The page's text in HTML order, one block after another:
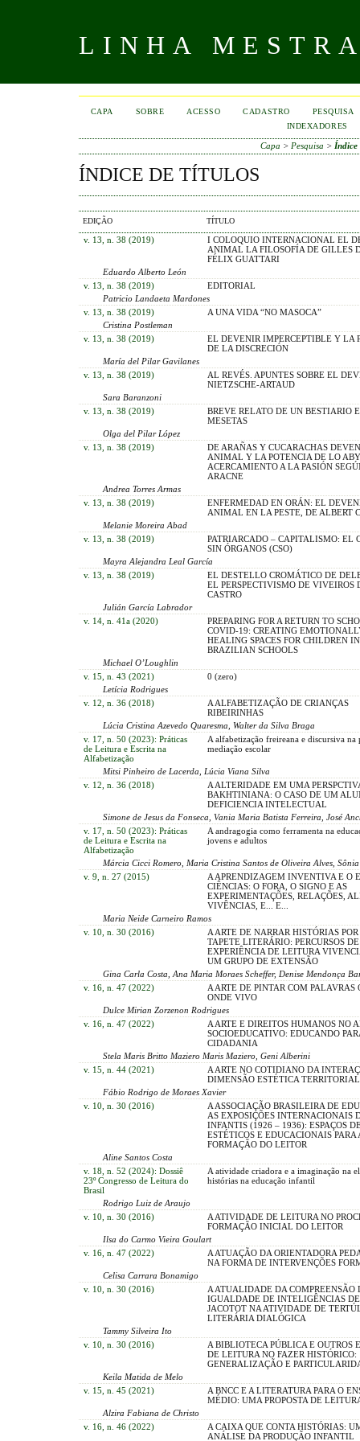
LINHA
CAPA SOBRE ACESSO CADASTRO
PESQUISA
INDEXADORES
Capa > Pesquisa > Índice
ÍNDICE DE TÍTULOS
EDIÇÃO TÍTULO
v. 13, n. 38 (2019)
I COLOQUIO INTERNACIONAL EL
ANIMAL LA FILOSOFÍA DE GILLES
FÉLIX GUATTARI
Eduardo Alberto León
v. 13, n. 38 (2019)
EDITORIAL
Patricio Landaeta Mardones
v. 13, n. 38 (2019)
A UNA VIDA “NO MASOCA”
Cristina Postleman
v. 13, n. 38 (2019)
EL DEVENIR IMPERCEPTIBLE Y LA
DE LA DISCRECIÓN
María del Pilar Gavilanes
v. 13, n. 38 (2019)
AL REVÉS. APUNTES SOBRE EL
NIETZSCHE-ARTAUD
Sara Baranzoni
v. 13, n. 38 (2019)
BREVE RELATO DE UN BESTIARIO
MESETAS
Olga del Pilar López
v. 13, n. 38 (2019)
DE ARAÑAS Y CUCARACHAS
ANIMAL Y LA POTENCIA DE LO
ACERCAMIENTO A LA PASIÓN
ARACNE
Andrea Torres Armas
v. 13, n. 38 (2019)
ENFERMEDAD EN ORÁN: EL
ANIMAL EN LA PESTE, DE ALBERT
Melanie Moreira Abad
v. 13, n. 38 (2019)
PATRIARCADO – CAPITALISMO: EL
SIN ÓRGANOS (CSO)
Mayra Alejandra Leal García
v. 13, n. 38 (2019)
EL DESTELLO CROMÁTICO DE
EL PERSPECTIVISMO DE VIVEIROS
CASTRO
Julián García Labrador
v. 14, n. 41a (2020)
PREPARING FOR A RETURN TO
COVID-19: CREATING
HEALING SPACES FOR CHILDREN IN
BRAZILIAN SCHOOLS
Michael O’Loughlin
v. 15, n. 43 (2021)
0 (zero)
Letícia Rodrigues
v. 12, n. 36 (2018)
A ALFABETIZAÇÃO DE CRIANÇAS
RIBEIRINHAS
Lúcia Cristina Azevedo Quaresma, Walter da Silva Braga
v. 17, n. 50 (2023): Práticas
de Leitura e Escrita na
Alfabetização
A alfabetização freireana e discursiva na
mediação escolar
Mitsi Pinheiro de Lacerda, Lúcia Viana Silva
v. 12, n. 36 (2018)
A ALTERIDADE EM UMA
BAKHTINIANA: O CASO DE UM
DEFICIENCIA INTELECTUAL
Simone de Jesus da Fonseca, Vania Maria Batista Ferreira, José
v. 17, n. 50 (2023): Práticas
de Leitura e Escrita na
Alfabetização
A andragogia como ferramenta na
jovens e adultos
Márcia Cicci Romero, Maria Cristina Santos de Oliveira Alves,
v. 9, n. 27 (2015)
A APRENDIZAGEM INVENTIVA E O
CIÊNCIAS: O FORA, O SIGNO E AS
EXPERIMENTAÇÕES, RELAÇÕES,
VIVÊNCIAS, E... E...
Maria Neide Carneiro Ramos
v. 10, n. 30 (2016)
A ARTE DE NARRAR HISTÓRIAS
TAPETE LITERÁRIO: PERCURSOS
EXPERIÊNCIA DE LEITURA
UM GRUPO DE EXTENSÃO
Gina Carla Costa, Ana Maria Moraes Scheffer, Denise Mendonça
v. 16, n. 47 (2022)
A ARTE DE PINTAR COM PALAVRAS
ONDE VIVO
Dulce Mirian Zorzenon Rodrigues
v. 16, n. 47 (2022)
A ARTE E DIREITOS HUMANOS NO
SOCIOEDUCATIVO: EDUCANDO
CIDADANIA
Stela Maris Britto Maziero Maris Maziero, Geni Alberini
v. 15, n. 44 (2021)
A ARTE NO COTIDIANO DA
DIMENSÃO ESTÉTICA TERRITORIAL
Fábio Rodrigo de Moraes Xavier
v. 10, n. 30 (2016)
A ASSOCIAÇÃO BRASILEIRA DE
AS EXPOSIÇÕES INTERNACIONAIS
INFANTIS (1926 – 1936): ESPAÇOS
ESTÉTICOS E EDUCACIONAIS PARA
FORMAÇÃO DO LEITOR
Aline Santos Costa
v. 18, n. 52 (2024): Dossiê
23º Congresso de Leitura do
Brasil
A atividade criadora e a imaginação na
histórias na educação infantil
Rodrigo Luiz de Araujo
v. 10, n. 30 (2016)
A ATIVIDADE DE LEITURA NO
FORMAÇÃO INICIAL DO LEITOR
Ilsa do Carmo Vieira Goulart
v. 16, n. 47 (2022)
A ATUAÇÃO DA ORIENTADORA
NA FORMA DE INTERVENÇÕES
Celisa Carrara Bonamigo
v. 10, n. 30 (2016)
A ATUALIDADE DA COMPREENSÃO
IGUALDADE DE INTELIGÊNCIAS DE
JACOTOT NA ATIVIDADE DE
LITERÁRIA DIALÓGICA
Tammy Silveira Ito
v. 10, n. 30 (2016)
A BIBLIOTECA PÚBLICA E OUTROS
DE LEITURA NO FAZER HISTÓRICO:
GENERALIZAÇÃO E
Keila Matida de Melo
v. 15, n. 45 (2021)
A BNCC E A LITERATURA PARA O
MÉDIO: UMA PROPOSTA DE
Alzira Fabiana de Christo
v. 16, n. 46 (2022)
A CAIXA QUE CONTA HISTÓRIAS:
ANÁLISE DA PRODUÇÃO INFANTIL